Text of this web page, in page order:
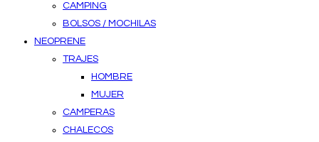
CAMPING
BOLSOS / MOCHILAS
NEOPRENE
TRAJES
HOMBRE
MUJER
CAMPERAS
CHALECOS